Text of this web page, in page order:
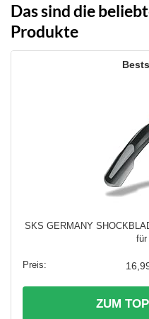
Das sind die
Produkte
SKS GERMANY
für
ZUM